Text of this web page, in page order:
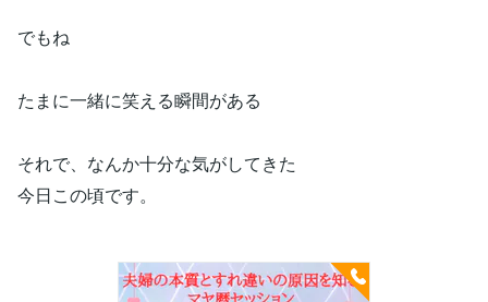
でもね
たまに一緒に笑える瞬間がある
それで、なんか十分な気がしてきた
今日この頃です。